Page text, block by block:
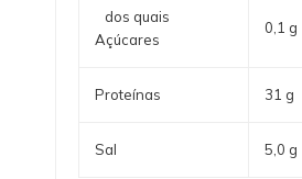
dos quais
Açúcares
0,1 g
Proteínas 31 g
Sal 5,0 g